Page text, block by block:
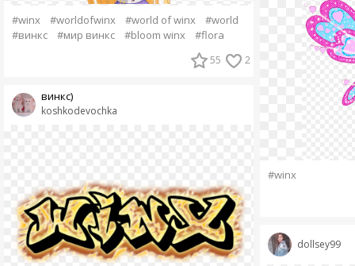
#winx #worldofwinx #world of winx
#world
#винкс
#мир винкс #bloom winx #flora
55 2
koshkodevochka
винкс)
#winx
dollsey99